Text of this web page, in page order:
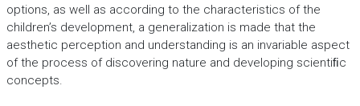
options, as well as according to the characteristics of the
children’s development, a generalization is made that the
aesthetic perception and understanding is an invariable aspect
of the process of discovering nature and developing scientiﬁc
concepts.